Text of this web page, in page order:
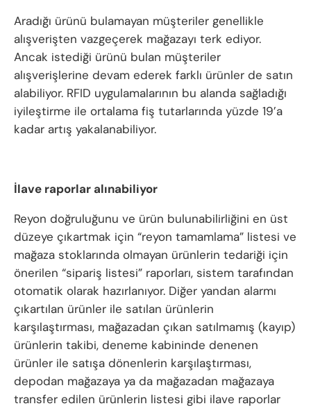
Aradığı ürünü bulamayan müşteriler genellikle
alışverişten vazgeçerek mağazayı terk ediyor.
Ancak istediği ürünü bulan müşteriler
alışverişlerine devam ederek farklı ürünler de satın
alabiliyor. RFID uygulamalarının bu alanda sağladığı
iyileştirme ile ortalama fiş tutarlarında yüzde 19’a
kadar artış yakalanabiliyor.
İlave raporlar alınabiliyor
Reyon doğruluğunu ve ürün bulunabilirliğini en üst
düzeye çıkartmak için “reyon tamamlama” listesi ve
mağaza stoklarında olmayan ürünlerin tedariği için
önerilen “sipariş listesi” raporları, sistem tarafından
otomatik olarak hazırlanıyor. Diğer yandan alarmı
çıkartılan ürünler ile satılan ürünlerin
karşılaştırması, mağazadan çıkan satılmamış (kayıp)
ürünlerin takibi, deneme kabininde denenen
ürünler ile satışa dönenlerin karşılaştırması,
depodan mağazaya ya da mağazadan mağazaya
transfer edilen ürünlerin listesi gibi ilave raporlar